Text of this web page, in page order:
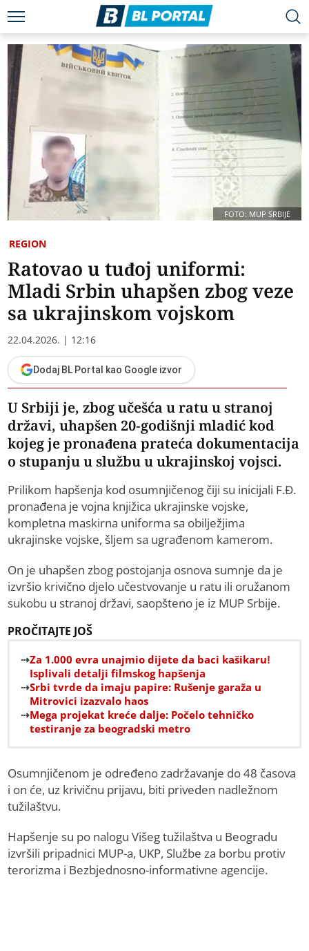
FOTO: MUP SRBIJE
REGION
Ratovao u tuđoj uniformi:
Mladi Srbin uhapšen zbog veze
sa ukrajinskom vojskom
22.04.2026. | 12:16
Dodaj BL Portal kao Google izvor
U Srbiji je, zbog učešća u ratu u stranoj
državi, uhapšen 20-godišnji mladić kod
kojeg je pronađena prateća dokumentacija
o stupanju u službu u ukrajinskoj vojsci.
Prilikom hapšenja kod osumnjičenog čiji su inicijali F.Đ.
pronađena je vojna knjižica ukrajinske vojske,
kompletna maskirna uniforma sa obilježjima
ukrajinske vojske, šljem sa ugrađenom kamerom.
On je uhapšen zbog postojanja osnova sumnje da je
izvršio krivično djelo učestvovanje u ratu ili oružanom
sukobu u stranoj državi, saopšteno je iz MUP Srbije.
PROČITAJTE JOŠ
Za 1.000 evra unajmio dijete da baci kašikaru!
Isplivali detalji filmskog hapšenja
Srbi tvrde da imaju papire: Rušenje garaža u
Mitrovici izazvalo haos
Mega projekat kreće dalje: Počelo tehničko
testiranje za beogradski metro
Osumnjičenom je određeno zadržavanje do 48 časova
i on će, uz krivičnu prijavu, biti priveden nadležnom
tužilaštvu.
Hapšenje su po nalogu Višeg tužilaštva u Beogradu
izvršili pripadnici MUP-a, UKP, Službe za borbu protiv
terorizma i Bezbjednosno-informativne agencije.